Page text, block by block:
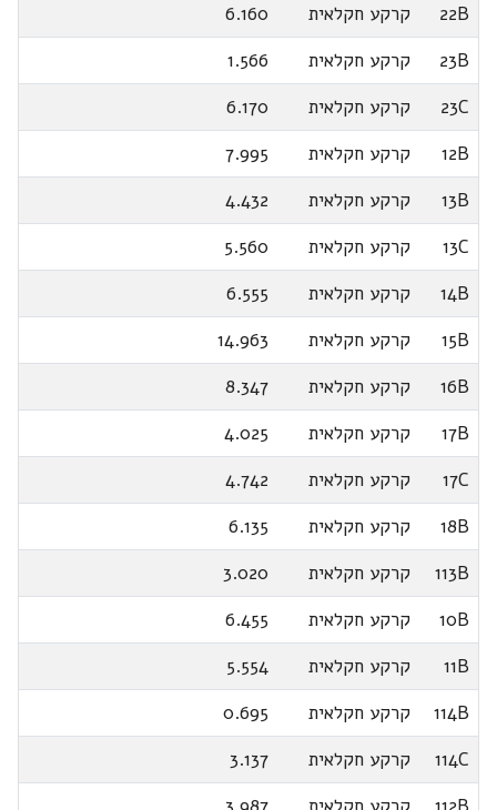
22B
קרקע חקלאית
6.160
23B
קרקע חקלאית
1.566
23C
קרקע חקלאית
6.170
12B
קרקע חקלאית
7.995
13B
קרקע חקלאית
4.432
13C
קרקע חקלאית
5.560
14B
קרקע חקלאית
6.555
15B
קרקע חקלאית
14.963
16B
קרקע חקלאית
8.347
17B
קרקע חקלאית
4.025
17C
קרקע חקלאית
4.742
18B
קרקע חקלאית
6.135
113B
קרקע חקלאית
3.020
10B
קרקע חקלאית
6.455
11B
קרקע חקלאית
5.554
114B
קרקע חקלאית
0.695
114C
קרקע חקלאית
3.137